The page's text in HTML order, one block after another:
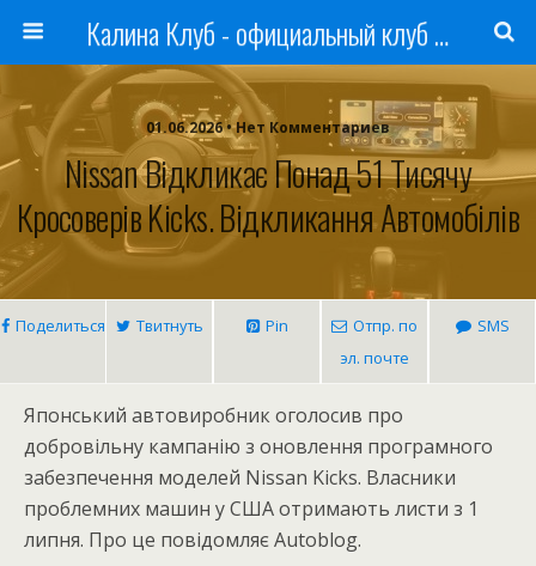
Калина Клуб - официальный клуб ЛАДА
01.06.2026 • Нет Комментариев
Nissan Відкликає Понад 51 Тисячу
Кросоверів Kicks. Відкликання Автомобілів
Поделиться Твитнуть Pin
Отпр. по
эл. почте
SMS
Японський автовиробник оголосив про
добровільну кампанію з оновлення програмного
забезпечення моделей Nissan Kicks. Власники
проблемних машин у США отримають листи з 1
липня. Про це повідомляє Autoblog.